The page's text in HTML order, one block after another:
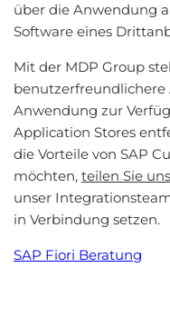
über die Anwendung
Software eines
Mit der MDP Group
benutzerfreundlichere
Anwendung zur
Application Stores
die Vorteile von SAP
möchten, teilen Sie uns
unser
in Verbindung setzen.
SAP Fiori Beratung